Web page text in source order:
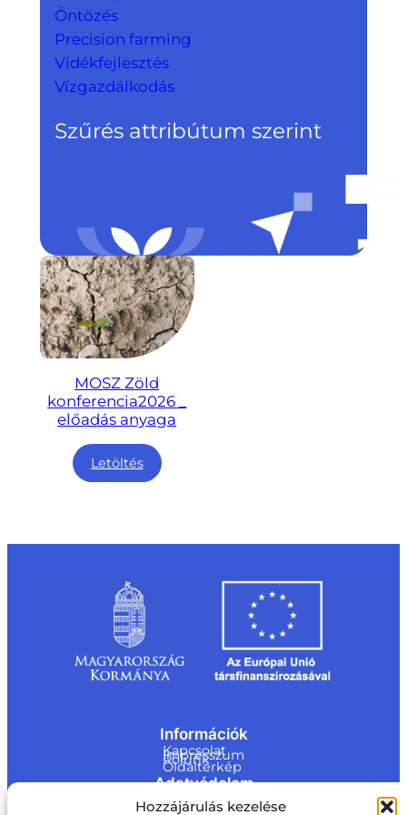
Hozzájárulás kezelése
Öntözés
Precision farming
Vidékfejlesztés
Vízgazdálkodás
Szűrés attribútum szerint
MOSZ Zöld
konferencia2026 _
előadás anyaga
Letöltés
Információk
Kapcsolat
Impresszum
Rólunk
Oldaltérkép
Adatvédelem
Jogi nyilatkozat
Adatvédelmi nyilatkozat